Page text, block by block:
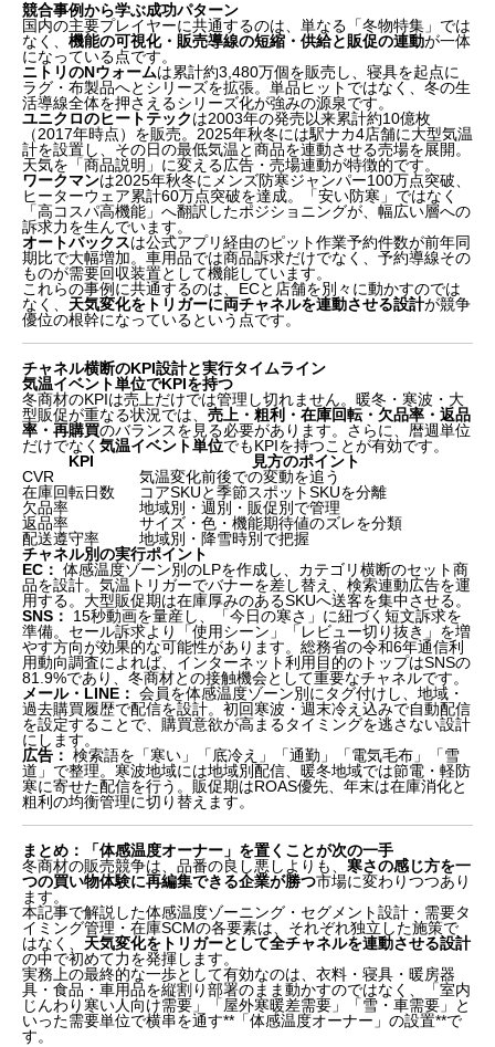
競合事例から学ぶ成功パターン
国内の主要プレイヤーに共通するのは、単なる「冬物特集」では
なく、 機能の可視化・販売導線の短縮・供給と販促の連動が一体
になっている点です。
ニトリのNウォームは累計約3,480万個を販売し、寝具を起点に
ラグ・布製品へとシリーズを拡張。単品ヒットではなく、冬の生
活導線全体を押さえるシリーズ化が強みの源泉です。
ユニクロのヒートテックは2003年の発売以来累計約10億枚
（2017年時点）を販売。2025年秋冬には駅ナカ4店舗に大型気温
計を設置し、その日の最低気温と商品を連動させる売場を展開。
天気を「商品説明」に変える広告・売場連動が特徴的です。
ワークマンは2025年秋冬にメンズ防寒ジャンパー100万点突破、
ヒーターウェア累計60万点突破を達成。「安い防寒」ではなく
「高コスパ高機能」へ翻訳したポジショニングが、幅広い層への
訴求力を生んでいます。
オートバックスは公式アプリ経由のピット作業予約件数が前年同
期比で大幅増加。車用品では商品訴求だけでなく、予約導線その
ものが需要回収装置として機能しています。
これらの事例に共通するのは、ECと店舗を別々に動かすのでは
なく、 天気変化をトリガーに両チャネルを連動させる設計が競争
優位の根幹になっているという点です。
チャネル横断のKPI設計と実行タイムライン
気温イベント単位でKPIを持つ
冬商材のKPIは売上だけでは管理し切れません。暖冬・寒波・大
型販促が重なる状況では、 売上・粗利・在庫回転・欠品率・返品
率・再購買のバランスを見る必要があります。さらに、暦週単位
だけでなく 気温イベント単位でもKPIを持つことが有効です。
KPI
見方のポイント
CVR
気温変化前後での変動を追う
在庫回転日数
コアSKUと季節スポットSKUを分離
欠品率
地域別・週別・販促別で管理
返品率
サイズ・色・機能期待値のズレを分類
配送遵守率
地域別・降雪時別で把握
チャネル別の実行ポイント
EC： 体感温度ゾーン別のLPを作成し、カテゴリ横断のセット商
品を設計。気温トリガーでバナーを差し替え、検索連動広告を運
用する。大型販促期は在庫厚みのあるSKUへ送客を集中させる。
SNS：
15秒動画を量産し、「今日の寒さ」に紐づく短文訴求を
準備。セール訴求より「使用シーン」「レビュー切り抜き」を増
やす方向が効果的な可能性があります。総務省の令和6年通信利
用動向調査によれば、インターネット利用目的のトップはSNSの
81.9%であり、冬商材との接触機会として重要なチャネルです。
メール・LINE： 会員を体感温度ゾーン別にタグ付けし、地域・
過去購買履歴で配信を設計。初回寒波・週末冷え込みで自動配信
を設定することで、購買意欲が高まるタイミングを逃さない設計
にします。
広告： 検索語を「寒い」「底冷え」「通勤」「電気毛布」「雪
道」で整理。寒波地域には地域別配信、暖冬地域では節電・軽防
寒に寄せた配信を行う。販促期はROAS優先、年末は在庫消化と
粗利の均衡管理に切り替えます。
まとめ：「体感温度オーナー」を置くことが次の一手
冬商材の販売競争は、品番の良し悪しよりも、 寒さの感じ方を一
つの買い物体験に再編集できる企業が勝つ市場に変わりつつあり
ます。
本記事で解説した体感温度ゾーニング・セグメント設計・需要タ
イミング管理・在庫SCMの各要素は、それぞれ独立した施策で
はなく、 天気変化をトリガーとして全チャネルを連動させる設計
の中で初めて力を発揮します。
実務上の最終的な一歩として有効なのは、衣料・寝具・暖房器
具・食品・車用品を縦割り部署のまま動かすのではなく、「室内
じんわり寒い人向け需要」「屋外寒暖差需要」「雪・車需要」と
いった需要単位で横串を通す**「体感温度オーナー」の設置**で
す。